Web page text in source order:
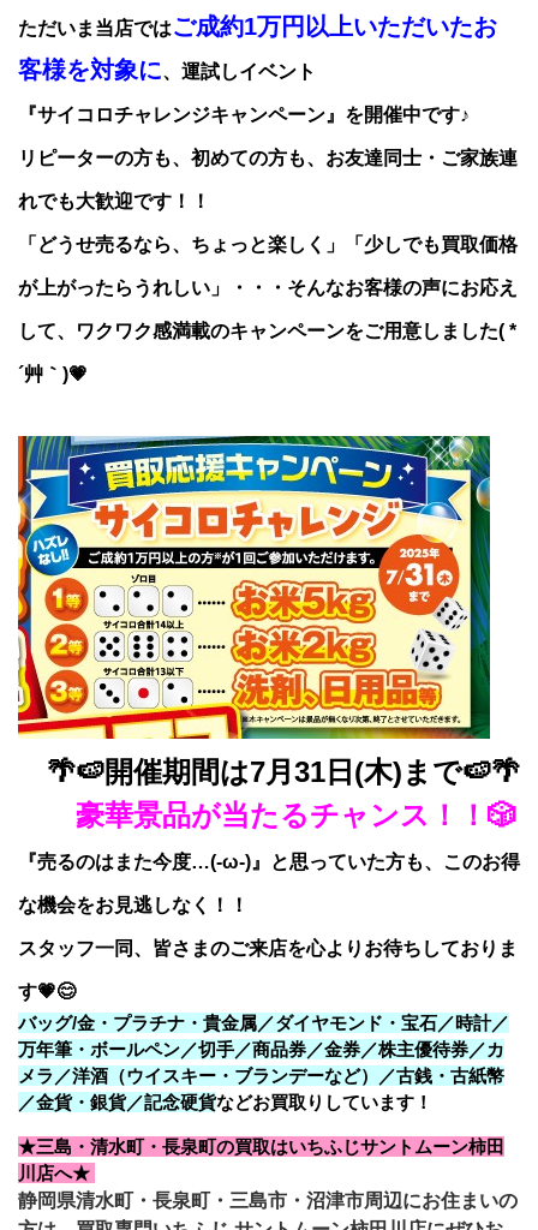
ただいま当店ではご成約1万円以上いただいたお
客様を対象に、運試しイベント
『サイコロチャレンジキャンペーン』を開催中です♪
リピーターの方も、初めての方も、お友達同士・ご家族連
れでも大歓迎です！！
「どうせ売るなら、ちょっと楽しく」「少しでも買取価格
が上がったらうれしい」・・・そんなお客様の声にお応え
して、ワクワク感満載のキャンペーンをご用意しました( *
´艸｀)💗
🌴🍉開催期間は7月31日(木)まで🍉🌴
豪華景品が当たるチャンス！！🎲
『売るのはまた今度…(-ω-)』と思っていた方も、このお得
な機会をお見逃しなく！！
スタッフ一同、皆さまのご来店を心よりお待ちしておりま
す💗😊
バッグ/金・プラチナ・貴金属／ダイヤモンド・宝石／時計／
万年筆・ボールペン／切手／商品券／金券／株主優待券／カ
メラ／洋酒（ウイスキー・ブランデーなど）／古銭・古紙幣
／金貨・銀貨／記念硬貨などお買取りしています！
★三島・清水町・長泉町の買取はいちふじサントムーン柿田
川店へ★
静岡県清水町・長泉町・三島市・沼津市周辺にお住まいの